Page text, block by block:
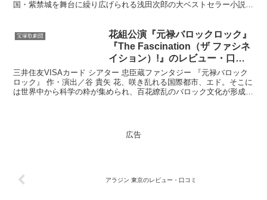
国・紫禁城を舞台に繰り広げられる浅田次郎の大ベストセラー小説
宝塚歌劇団
花組公演『元禄バロックロック』
『The Fascination（ザ ファシネ
イション）!』のレビュー・口コ
ミ
三井住友VISAカード シアター 忠臣蔵ファンタジー 『元禄バロック
ロック』 作・演出／谷 貴矢 花、咲き乱れる国際都市、エド。そこに
は世界中から科学の粋が集められ、百花繚乱のバロック文化が形成さ
広告
アラジン 東京のレビュー・口コミ